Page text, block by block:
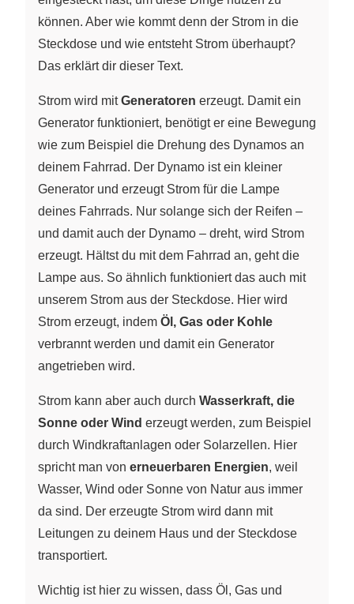
können. Aber wie kommt denn der Strom in die
Steckdose und wie entsteht Strom überhaupt?
Das erklärt dir dieser Text.
Strom wird mitGeneratoren erzeugt. Damit ein
Generator funktioniert, benötigt er eine Bewegung
wie zum Beispiel die Drehung des Dynamos an
deinem Fahrrad. Der Dynamo ist ein kleiner
Generator und erzeugt Strom für die Lampe
deines Fahrrads. Nur solange sich der Reifen –
und damit auch der Dynamo – dreht, wird Strom
erzeugt. Hältst du mit dem Fahrrad an, geht die
Lampe aus. So ähnlich funktioniert das auch mit
unserem Strom aus der Steckdose. Hier wird
Strom erzeugt, indem Öl, Gas oder Kohle
verbrannt werden und damit ein Generator
angetrieben wird.
Strom kann aber auch durch Wasserkraft, die
Sonne oder Wind erzeugt werden, zum Beispiel
durch Windkraftanlagen oder Solarzellen. Hier
spricht man von erneuerbaren Energien, weil
Wasser, Wind oder Sonne von Natur aus immer
da sind. Der erzeugte Strom wird dann mit
Leitungen zu deinem Haus und der Steckdose
transportiert.
Wichtig ist hier zu wissen, dass Öl, Gas und